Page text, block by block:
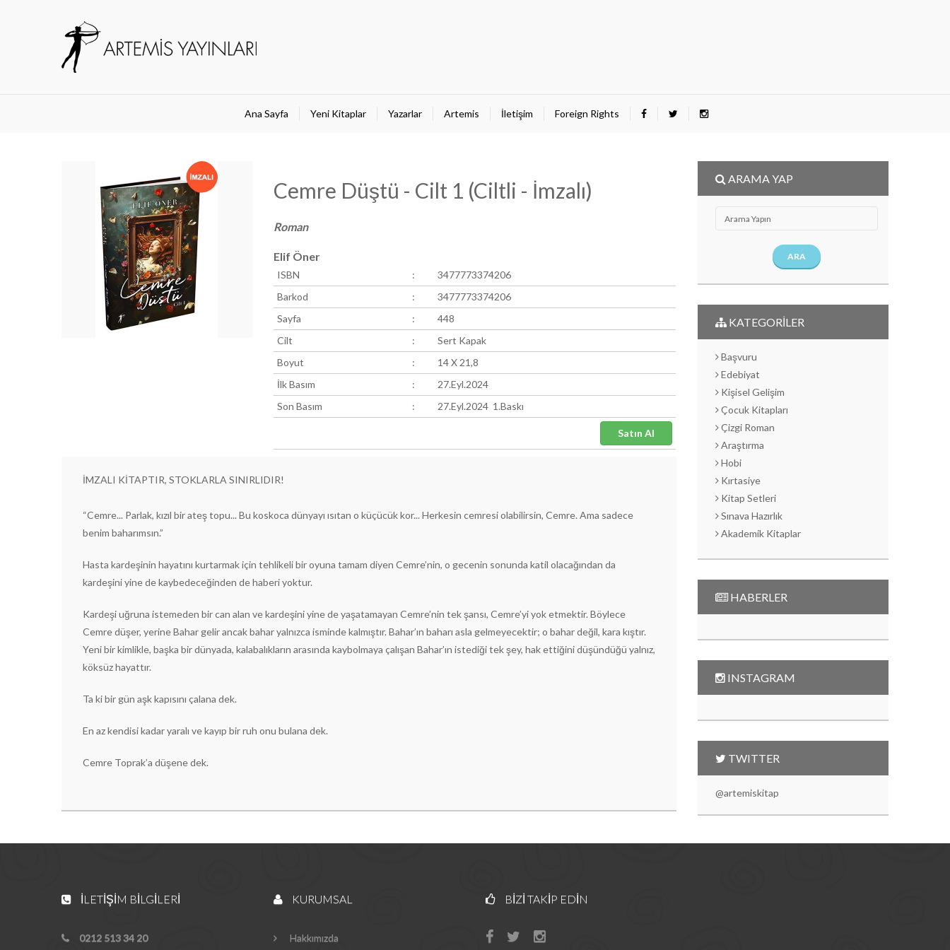
Ana Sayfa Yeni Kitaplar Yazarlar Artemis İletişim Foreign Rights
Cemre Düştü - Cilt 1 (Ciltli - İmzalı)
Roman
Elif Öner
ISBN :
3477773374206
Barkod
:
3477773374206
Sayfa
:
448
Cilt
:
Sert Kapak
Boyut
:
14 X 21,8
İlk Basım
:
27.Eyl.2024
Son Basım
: 27.Eyl.2024 1.Baskı
İMZALI KİTAPTIR, STOKLARLA SINIRLIDIR!
“Cemre... Parlak, kızıl bir ateş topu... Bu koskoca dünyayı ısıtan o küçücük kor... Herkesin cemresi olabilirsin, Cemre. Ama sadece
benim baharımsın.”
Hasta kardeşinin hayatını kurtarmak için tehlikeli bir oyuna tamam diyen Cemre’nin, o gecenin sonunda katil olacağından da
kardeşini yine de kaybedeceğinden de haberi yoktur.
Kardeşi uğruna istemeden bir can alan ve kardeşini yine de yaşatamayan Cemre’nin tek şansı, Cemre’yi yok etmektir. Böylece
Cemre düşer, yerine Bahar gelir ancak bahar yalnızca isminde kalmıştır. Bahar’ın baharı asla gelmeyecektir; o bahar değil, kara kıştır.
Yeni bir kimlikle, başka bir dünyada, kalabalıkların arasında kaybolmaya çalışan Bahar’ın istediği tek şey, hak ettiğini düşündüğü yalnız,
köksüz hayattır.
Ta ki bir gün aşk kapısını çalana dek.
En az kendisi kadar yaralı ve kayıp bir ruh onu bulana dek.
Cemre Toprak’a düşene dek.
ARAMA YAP
ARA
KATEGORİLER
Başvuru
Edebiyat
Kişisel Gelişim
Çocuk Kitapları
Çizgi Roman
Araştırma
Hobi
Kırtasiye
Kitap Setleri
Sınava Hazırlık
Akademik Kitaplar
HABERLER
INSTAGRAM
TWITTER
@artemiskitap
İLETIŞIM BILGILERI
0212 513 34 20
KURUMSAL
Hakkımızda
BIZI TAKIP EDIN